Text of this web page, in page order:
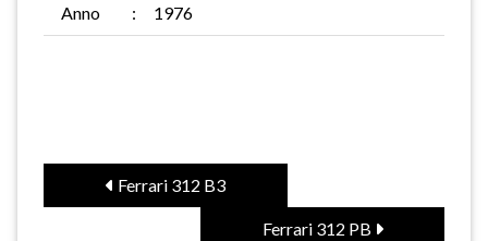
Anno : 1976
Ferrari 312 B3
Ferrari 312 PB